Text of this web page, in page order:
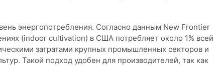
энергопотребления. Согласно данным New Frontier
(indoor cultivation) в США потребляет около 1% всей
затратами крупных промышленных секторов и
Такой подход удобен для производителей, так как